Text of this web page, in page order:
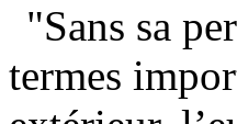
"Sans sa
termes